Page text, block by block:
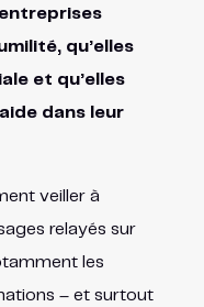
qu’elles
et qu’elles
dans leur
veiller à
relayés sur
les
– et surtout